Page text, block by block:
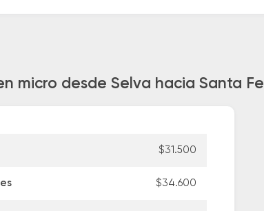
micro desde Selva hacia Santa Fe
$31.500
$34.600